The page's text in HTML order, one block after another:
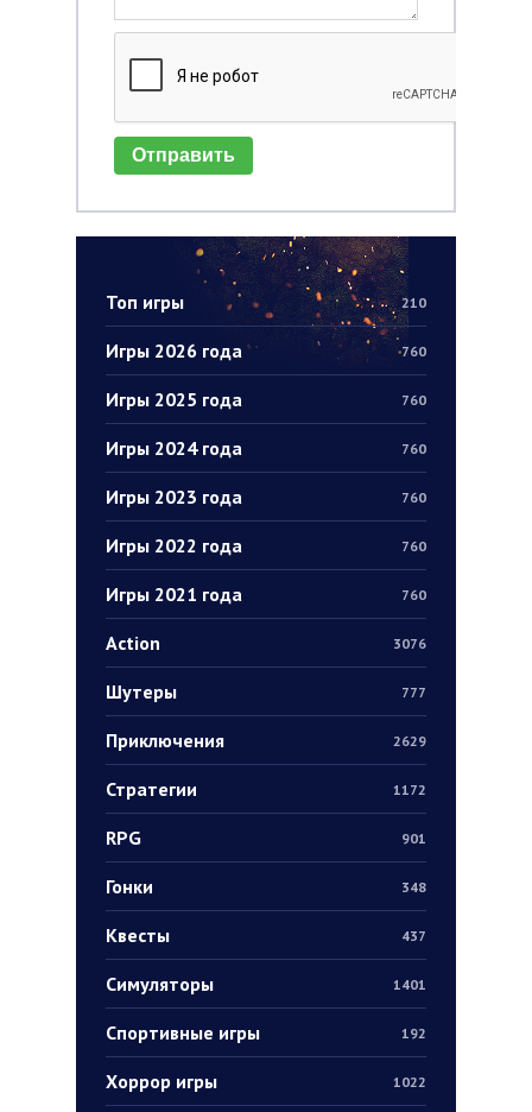
Топ игры 210
Игры 2026 года 760
Игры 2025 года 760
Игры 2024 года 760
Игры 2023 года 760
Игры 2022 года 760
Игры 2021 года 760
Action 3076
Шутеры 777
Приключения 2629
Стратегии 1172
RPG 901
Гонки 348
Квесты 437
Симуляторы 1401
Спортивные игры 192
Хоррор игры 1022
Отправить